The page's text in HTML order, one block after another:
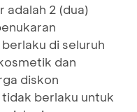
adalah 2 (dua)
di seluruh
dan
diskon
berlaku untuk